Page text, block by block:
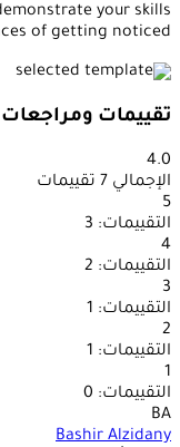
your skills
of getting noticed.
تقييمات
4.0
الإجمالي 7 تقييمات
5
التقييمات: 3
4
التقييمات: 2
3
التقييمات: 1
2
التقييمات: 1
1
التقييمات: 0
BA
Bashir Alzidany